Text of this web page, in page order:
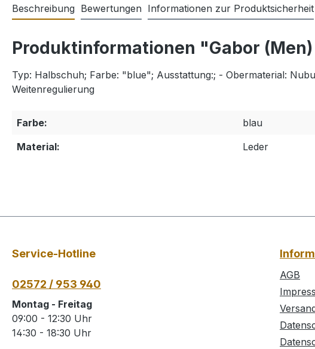
Beschreibung Bewertungen Informationen zur Produktsicherheit
Produktinformationen "Gabor (Men)
Typ: Halbschuh; Farbe: "blue"; Ausstattung:; - Obermaterial:
Weitenregulierung
Farbe:
blau
Material:
Leder
Service-Hotline
02572 / 953 940
Montag - Freitag
09:00 - 12:30 Uhr
14:30 - 18:30 Uhr
AGB